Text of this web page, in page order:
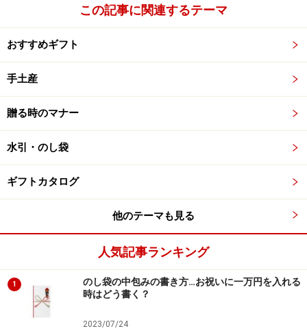
この記事に関連するテーマ
おすすめギフト
手土産
贈る時のマナー
水引・のし袋
ギフトカタログ
他のテーマも見る
人気記事ランキング
1
のし袋の中包みの書き方…お祝いに一万円を入れる
時はどう書く？
2023/07/24